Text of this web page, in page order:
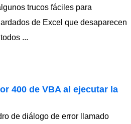
trucos fáciles para
de Excel que desaparecen
...
400 de VBA al ejecutar la
de diálogo de error llamado